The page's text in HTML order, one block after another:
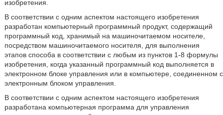
изобретения.
В соответствии с одним аспектом настоящего изобретения
разработан компьютерный программный продукт, содержащий
программный код, хранимый на машиночитаемом носителе,
посредством машиночитаемого носителя, для выполнения
этапов способа в соответствии с любым из пунктов 1-8 формулы
изобретения, когда указанный программный код выполняется в
электронном блоке управления или в компьютере, соединенном с
электронным блоком управления.
В соответствии с одним аспектом настоящего изобретения
разработана компьютерная программа для управления